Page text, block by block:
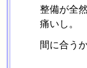
整備が全
痛いし。
間に合う